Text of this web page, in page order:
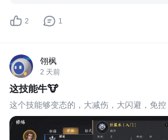
2 1
翎枫
2 天前
这技能牛🐮
这个技能够变态的，大减伤，大闪避，免